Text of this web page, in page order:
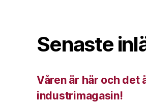
Senaste
Våren är här och det
industrimagasin!